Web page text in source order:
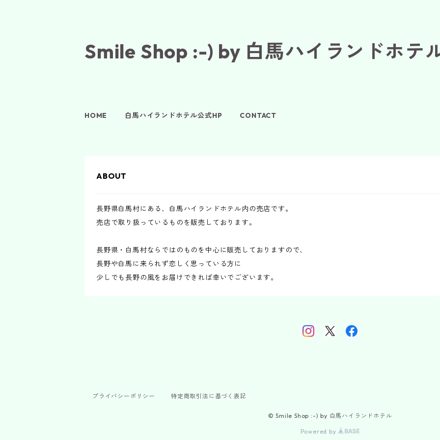
Smile Shop :-) by 白馬ハイランドホテ
HOME 白馬ハイランドホテル公式HP CONTACT
ABOUT
長野県白馬村にある、白馬ハイランドホテル内の売店です。
売店で取り扱っているものを販売しております。
長野県・白馬村ならではのものを中心に販売しておりますので、
長野や白馬に来られず恋しく思っている方に
少しでも長野の風をお届けできれば幸いでございます。
プライバシーポリシー 特定商取引法に基づく表記
© Smile Shop :-) by 白馬ハイランドホテル
Powered by